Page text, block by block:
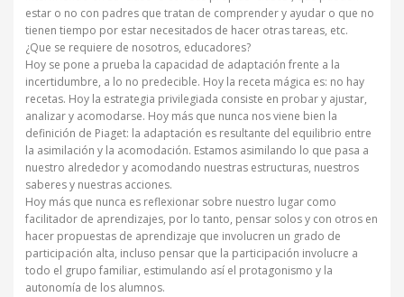
estar o no con padres que tratan de comprender y ayudar o que no
tienen tiempo por estar necesitados de hacer otras tareas, etc.
¿Que se requiere de nosotros, educadores?
Hoy se pone a prueba la capacidad de adaptación frente a la
incertidumbre, a lo no predecible. Hoy la receta mágica es: no hay
recetas. Hoy la estrategia privilegiada consiste en probar y ajustar,
analizar y acomodarse. Hoy más que nunca nos viene bien la
definición de Piaget: la adaptación es resultante del equilibrio entre
la asimilación y la acomodación. Estamos asimilando lo que pasa a
nuestro alrededor y acomodando nuestras estructuras, nuestros
saberes y nuestras acciones.
Hoy más que nunca es reflexionar sobre nuestro lugar como
facilitador de aprendizajes, por lo tanto, pensar solos y con otros en
hacer propuestas de aprendizaje que involucren un grado de
participación alta, incluso pensar que la participación involucre a
todo el grupo familiar, estimulando así el protagonismo y la
autonomía de los alumnos.